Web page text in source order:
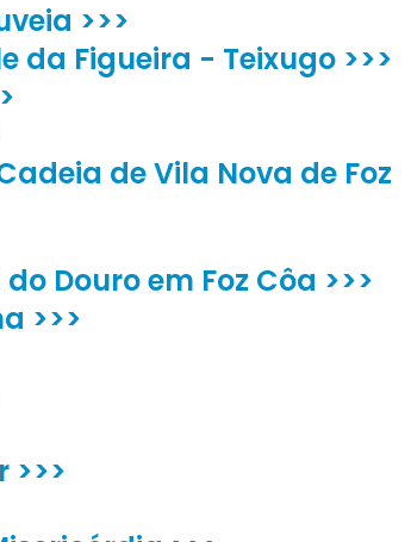
>>>
da Figueira - Teixugo >>>
de Vila Nova de Foz
Douro em Foz Côa >>>
>>>
>>>